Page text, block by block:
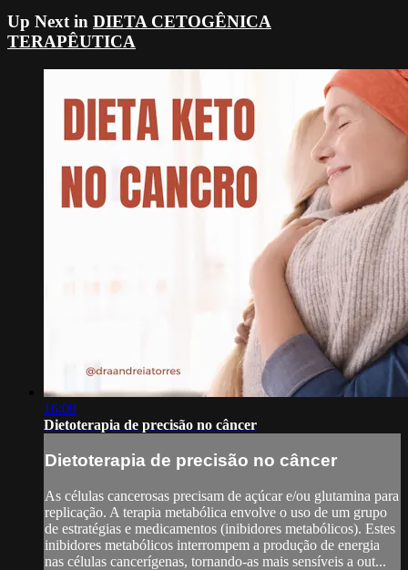
Up Next in DIETA CETOGÊNICA
TERAPÊUTICA
16:09
Dietoterapia de precisão no câncer
Dietoterapia de precisão no câncer
As células cancerosas precisam de açúcar e/ou glutamina para
replicação. A terapia metabólica envolve o uso de um grupo
de estratégias e medicamentos (inibidores metabólicos). Estes
inibidores metabólicos interrompem a produção de energia
nas células cancerígenas, tornando-as mais sensíveis a out...